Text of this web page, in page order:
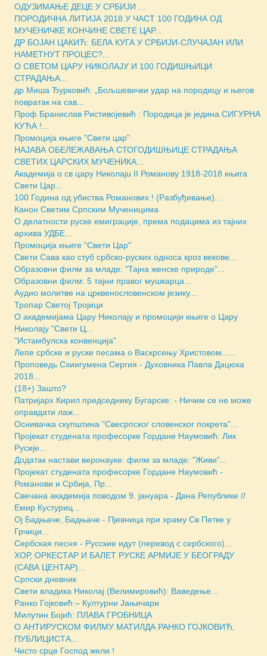
ОДУЗИМАЊЕ ДЕЦЕ У СРБИЈИ ...
ПОРОДИЧНА ЛИТИЈА 2018 У ЧАСТ 100 ГОДИНА ОД
МУЧЕНИЧКЕ КОНЧИНЕ СВЕТЕ ЦАР...
ДР БОЈАН ЦАКИЋ: БЕЛА КУГА У СРБИЈИ-СЛУЧАЈАН ИЛИ
НАМЕТНУТ ПРОЦЕС?...
О СВЕТОМ ЦАРУ НИКОЛАЈУ И 100 ГОДИШЊИЦИ
СТРАДАЊА...
др Миша Ђурковић: „Бољшевички удар на породицу и његов
повратак на сав...
Проф Бранислав Ристивојевић : Породица је једина СИГУРНА
КУЋА !...
Промоција књиге "Свети цар"
НАЈАВА ОБЕЛЕЖАВАЊА СТОГОДИШЊИЦЕ СТРАДАЊА
СВЕТИХ ЦАРСКИХ МУЧЕНИКА...
Академија о св цару Николајu II Романову 1918-2018 књига
Свети Цар...
100 Година од убиства Романових ! (Разбуђивање)...
Канон Светим Српским Мученицима
O делатности руске емиграције, према подацима из тајних
архива УДБЕ...
Промоција књиге "Свети Цар"
Свети Сава као стуб србско-руских односа кроз векове...
Образовни филм за младе: "Тајна женске природе"...
Образовни филм: 5 тајни правог мушкарца...
Аудио молитве на црквенословенском језику...
Тропар Светој Тројици
О академијама Цару Николају и промоцији књиге о Цару
Николају "Свети Ц...
"Истамбулска конвенција"
Лепе србске и руске песама о Васкрсењу Христовом......
Проповедь Схиигумена Сергия - Духовника Павла Дацюка
2018...
(18+) Зашто?
Патријарх Кирил председнику Бугарске: - Ничим се не може
оправдати лаж...
Оснивачка скупштина "Свесрпског словенског покрета"...
Пројекат студената професорке Гордане Наумовић: Лик
Русије...
Додатак настави веронауке: филм за младе: "Живи"...
Пројекат студената професорке Гордане Наумовић -
Романови и Србија, Пр...
Свечана академија поводом 9. јануара - Дана Републике //
Емир Кустуриц...
Ој Бадњаче, Бадњаче - Пјевница при храму Св Петке у
Грчици...
Сербская песня - Русские идут (перевод с сербского)...
ХОР, ОРКЕСТАР И БАЛЕТ РУСКЕ АРМИЈЕ У БЕОГРАДУ
(САВА ЦЕНТАР)...
Српски дневник
Свети владика Николај (Велимировић): Ваведење...
Ранко Гојковић – Културни Јањичари
Милутин Бојић: ПЛАВА ГРОБНИЦА
О АНТИРУСКОМ ФИЛМУ МАТИЛДА РАНКО ГОЈКОВИЋ,
ПУБЛИЦИСТА...
Чисто срце Господ жели !